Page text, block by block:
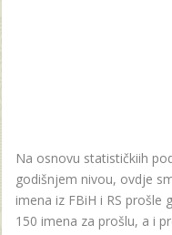
Na osnovu statističkiih
godišnjem nivou, ovdje
imena iz FBiH i RS prošle
150 imena za prošlu, a i